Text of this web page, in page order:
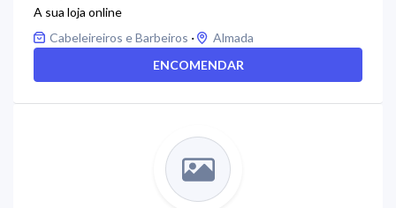
A sua loja online
Cabeleireiros e Barbeiros ·
Almada
ENCOMENDAR